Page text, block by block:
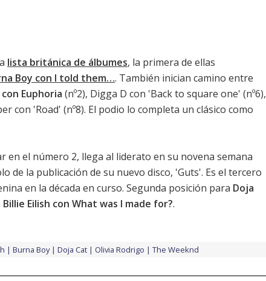
lista británica de álbumes, la primera de ellas
Boy con I told them…. También inician camino entre
Euphoria (nº2), Digga D con 'Back to square one' (nº6),
con 'Road' (nº8). El podio lo completa un clásico como
en el número 2, llega al liderato en su novena semana
de la publicación de su nuevo disco, 'Guts'. Es el tercero
en la década en curso. Segunda posición para Doja
Billie Eilish con What was I made for?.
Burna Boy Doja Cat Olivia Rodrigo The Weeknd